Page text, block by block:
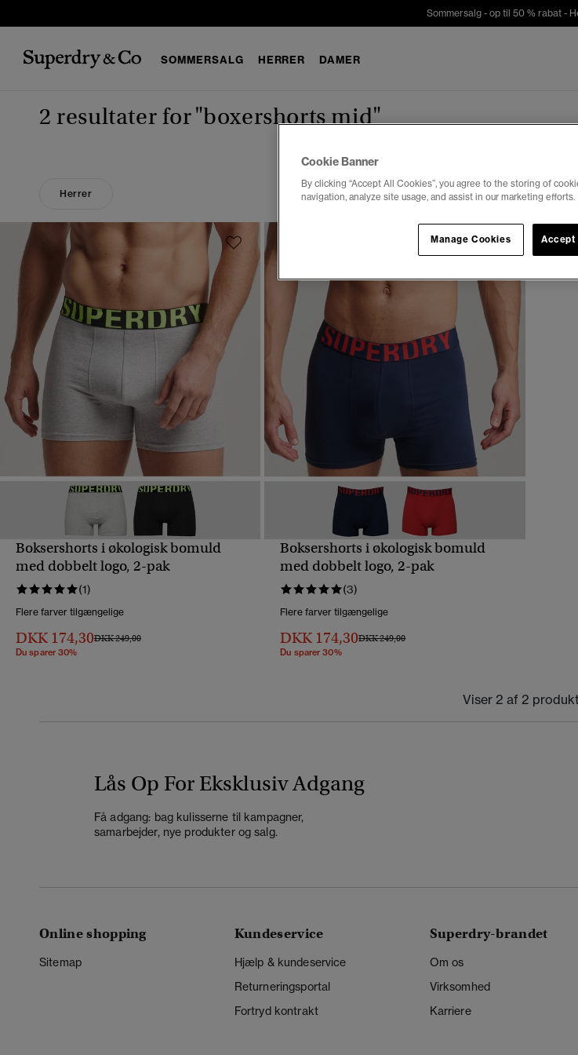
Sommersalg - op til 50 % rabat -
SOMMERSALG HERRER DAMER
2 resultater for"boxershorts mid"
Herrer
HURTIGVISNING
Boksershorts i økologisk bomuld
med dobbelt logo, 2-pak
(1)
Flere farver tilgængelige
DKK 174,30Pris nedsat fra
DKK 249,00til
Du sparer 30%
HURTIGVISNING
Boksershorts i økologisk bomuld
med dobbelt logo, 2-pak
(3)
Flere farver tilgængelige
DKK 174,30Pris nedsat fra
DKK 249,00til
Du sparer 30%
Viser 2 af 2
Lås Op For Eksklusiv Adgang
Få adgang: bag kulisserne til kampagner,
samarbejder, nye produkter og salg.
Online shopping
Sitemap
Kundeservice
Hjælp & kundeservice
Returneringsportal
Fortryd kontrakt
Superdry-brandet
Om os
Virksomhed
Karriere
Cookie Banner
By clicking “Accept All Cookies”, you agree to the storing of
navigation, analyze site usage, and assist in our marketing efforts.
Accept
Manage Cookies